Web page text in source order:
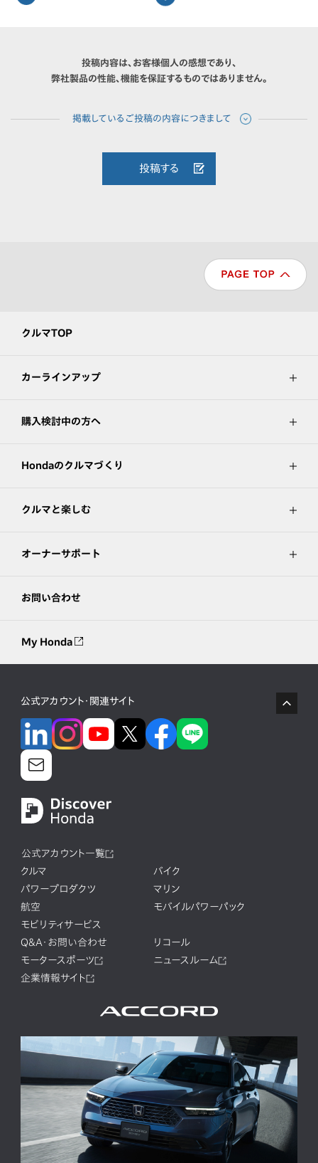
投稿内容は、お客様個人の感想であり、
弊社製品の性能、機能を保証するものではありません。
投稿する
クルマTOP
カーラインアップ
購入検討中の方へ
Hondaのクルマづくり
クルマと楽しむ
オーナーサポート
お問い合わせ
My Honda
公式アカウント・関連サイト
公式アカウント一覧
クルマ
バイク
パワープロダクツ
マリン
航空
モバイルパワーパック
モビリティサービス
Q&A・お問い合わせ
リコール
モータースポーツ
ニュースルーム
企業情報サイト